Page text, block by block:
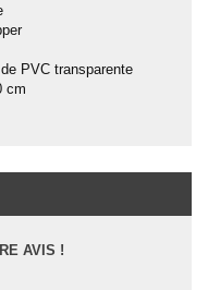
PVC transparente
cm
AVIS !